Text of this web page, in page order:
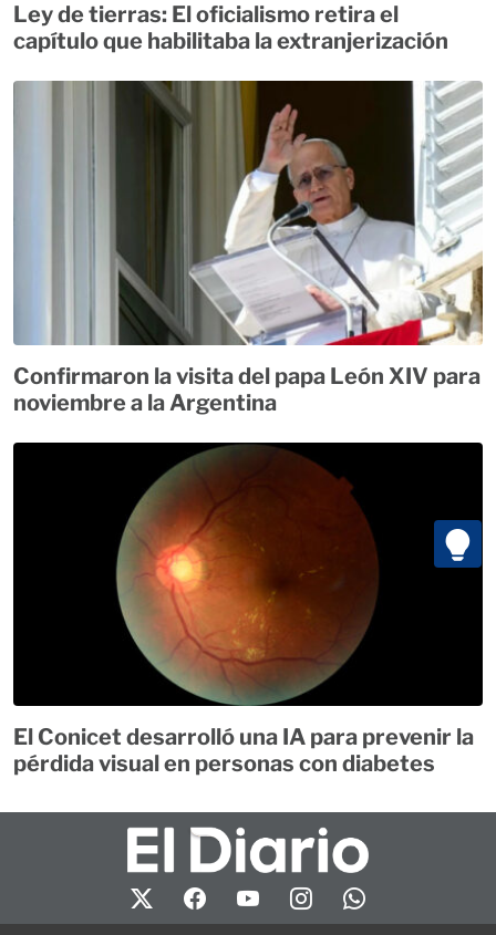
Ley de tierras: El oficialismo retira el
capítulo que habilitaba la extranjerización
Confirmaron la visita del papa León XIV para
noviembre a la Argentina
El Conicet desarrolló una IA para prevenir la
pérdida visual en personas con diabetes